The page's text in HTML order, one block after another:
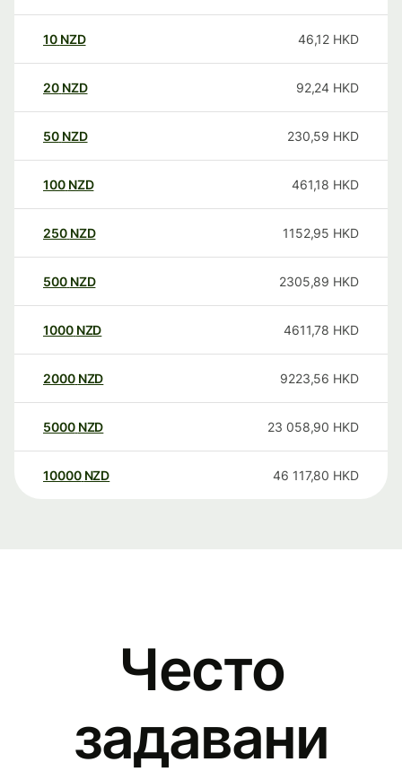
10 NZD 46,12 HKD
20 NZD 92,24 HKD
50 NZD 230,59 HKD
100 NZD 461,18 HKD
250 NZD 1152,95 HKD
500 NZD 2305,89 HKD
1000 NZD 4611,78 HKD
2000 NZD 9223,56 HKD
5000 NZD 23 058,90 HKD
10000 NZD 46 117,80 HKD
Често
задавани